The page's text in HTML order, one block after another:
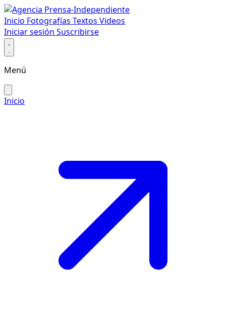
Inicio Fotografías Textos Videos
Iniciar sesión Suscribirse
Menú
Inicio